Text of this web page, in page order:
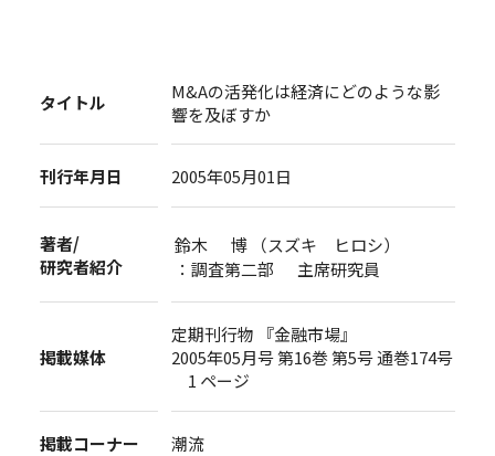
タイトル
M&Aの活発化は経済にどのような影
響を及ぼすか
刊行年月日 2005年05月01日
著者/
研究者紹介
鈴木 博 （スズキ ヒロシ）
：調査第二部 主席研究員
掲載媒体
定期刊行物 『金融市場』
2005年05月号 第16巻 第5号 通巻174号
1 ページ
掲載コーナー 潮流